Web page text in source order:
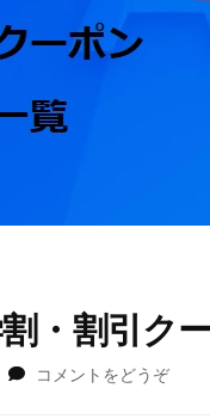
・割引ク
コメントをどうぞ